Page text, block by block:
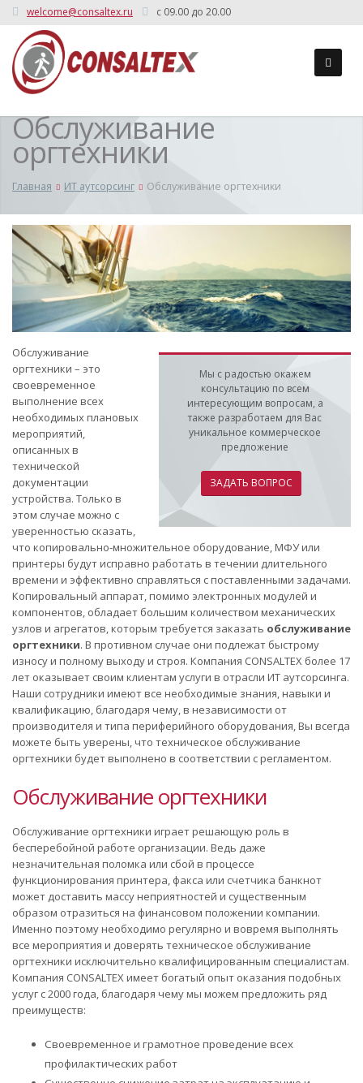
welcome@consaltex.ru c 09.00 до 20.00
Обслуживание
оргтехники
Главная ИТ аутсорсинг Обслуживание оргтехники
Мы с радостью окажем
консультацию по всем
интересующим вопросам, а
также разработаем для Вас
уникальное коммерческое
предложение
ЗАДАТЬ ВОПРОС
Обслуживание
оргтехники – это
своевременное
выполнение всех
необходимых плановых
мероприятий,
описанных в
технической
документации
устройства. Только в
этом случае можно с
уверенностью сказать,
что копировально-множительное оборудование, МФУ или
принтеры будут исправно работать в течении длительного
времени и эффективно справляться с поставленными задачами.
Копировальный аппарат, помимо электронных модулей и
компонентов, обладает большим количеством механических
узлов и агрегатов, которым требуется заказать обслуживание
оргтехники. В противном случае они подлежат быстрому
износу и полному выходу и строя. Компания CONSALTEX более 17
лет оказывает своим клиентам услуги в отрасли ИТ аутсорсинга.
Наши сотрудники имеют все необходимые знания, навыки и
квалификацию, благодаря чему, в независимости от
производителя и типа периферийного оборудования, Вы всегда
можете быть уверены, что техническое обслуживание
оргтехники будет выполнено в соответствии с регламентом.
Обслуживание оргтехники
Обслуживание оргтехники играет решающую роль в
бесперебойной работе организации. Ведь даже
незначительная поломка или сбой в процессе
функционирования принтера, факса или счетчика банкнот
может доставить массу неприятностей и существенным
образом отразиться на финансовом положении компании.
Именно поэтому необходимо регулярно и вовремя выполнять
все мероприятия и доверять техническое обслуживание
оргтехники исключительно квалифицированным специалистам.
Компания CONSALTEX имеет богатый опыт оказания подобных
услуг с 2000 года, благодаря чему мы можем предложить ряд
преимуществ:
Своевременное и грамотное проведение всех
профилактических работ